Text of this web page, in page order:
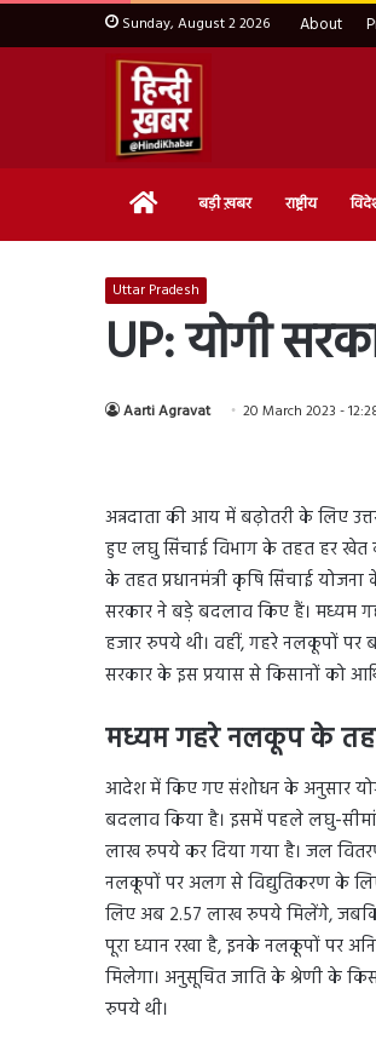
Sunday, August 2 2026 About
Home बड़ी ख़बर राष्ट्रीय
Uttar Pradesh
UP: योगी
Aarti Agravat 20 March 2023 -
अन्नदाता की आय में बढ़ोतरी के लिए
हुए लघु सिंचाई विभाग के तहत हर खेत
के तहत प्रधानमंत्री कृषि सिंचाई
सरकार ने बड़े बदलाव किए हैं। मध्यम
हजार रुपये थी। वहीं, गहरे नलकूपों पर
सरकार के इस प्रयास से किसानों को
मध्यम गहरे नलकूप के
आदेश में किए गए संशोधन के अनुसार
बदलाव किया है। इसमें पहले लघु-
लाख रुपये कर दिया गया है। जल
नलकूपों पर अलग से विद्युतिकरण के
लिए अब 2.57 लाख रुपये मिलेंगे, जबकि
पूरा ध्यान रखा है, इनके नलकूपों पर
मिलेगा। अनुसूचित जाति के श्रेणी के
रुपये थी।